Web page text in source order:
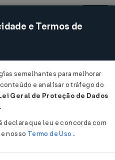
Acessar
Nº 4999 DE
e Termos de
semelhantes para melhorar
e analisar o tráfego do
Geral de Proteção de Dados
.
que leu e concorda com
e nosso Termo de Uso .